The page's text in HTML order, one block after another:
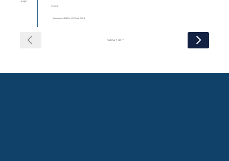
sept
ONLINE
Residentes, SESIÓN JOURNAL CLUB
Página 1 de 7